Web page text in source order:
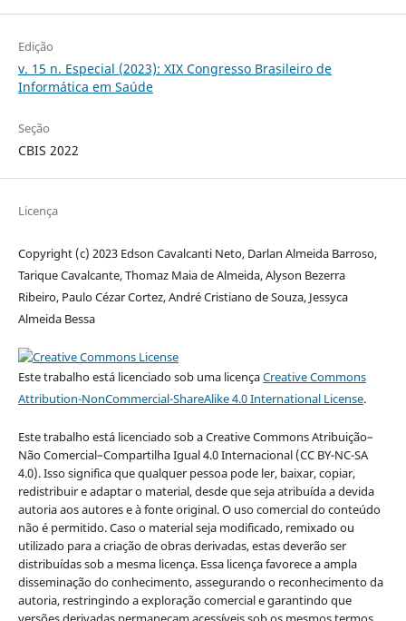
Edição
v. 15 n. Especial (2023): XIX Congresso Brasileiro de
Informática em Saúde
Seção
CBIS 2022
Licença
Copyright (c) 2023 Edson Cavalcanti Neto, Darlan Almeida Barroso,
Tarique Cavalcante, Thomaz Maia de Almeida, Alyson Bezerra
Ribeiro, Paulo Cézar Cortez, André Cristiano de Souza, Jessyca
Almeida Bessa
Este trabalho está licenciado sob uma licençaCreative Commons
Attribution-NonCommercial-ShareAlike 4.0 International License.
Este trabalho está licenciado sob a Creative Commons Atribuição–
Não Comercial–Compartilha Igual 4.0 Internacional (CC BY-NC-SA
4.0). Isso significa que qualquer pessoa pode ler, baixar, copiar,
redistribuir e adaptar o material, desde que seja atribuída a devida
autoria aos autores e à fonte original. O uso comercial do conteúdo
não é permitido. Caso o material seja modificado, remixado ou
utilizado para a criação de obras derivadas, estas deverão ser
distribuídas sob a mesma licença. Essa licença favorece a ampla
disseminação do conhecimento, assegurando o reconhecimento da
autoria, restringindo a exploração comercial e garantindo que